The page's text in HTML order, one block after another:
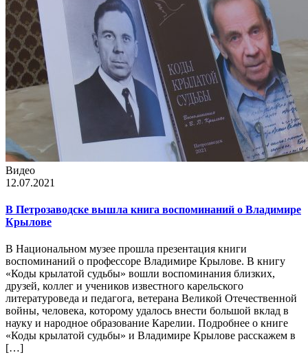
Видео
12.07.2021
В Петрозаводске вышла книга воспоминаний о Владимире
Крылове
В Национальном музее прошла презентация книги
воспоминаний о профессоре Владимире Крылове. В книгу
«Коды крылатой судьбы» вошли воспоминания близких,
друзей, коллег и учеников известного карельского
литературоведа и педагога, ветерана Великой Отечественной
войны, человека, которому удалось внести большой вклад в
науку и народное образование Карелии. Подробнее о книге
«Коды крылатой судьбы» и Владимире Крылове расскажем в
[…]